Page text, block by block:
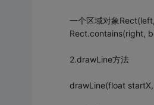
一个区域对象
Rect.contains(right,
2.drawLine方法
drawLine(float